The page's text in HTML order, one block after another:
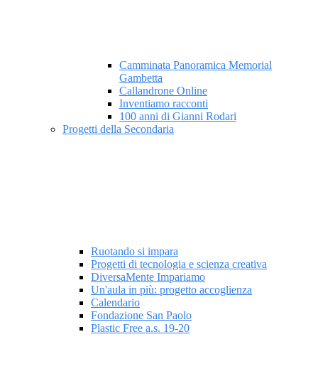
Camminata Panoramica Memorial
Gambetta
Callandrone Online
Inventiamo racconti
100 anni di Gianni Rodari
Progetti della Secondaria
Ruotando si impara
Progetti di tecnologia e scienza creativa
DiversaMente Impariamo
Un'aula in più: progetto accoglienza
Calendario
Fondazione San Paolo
Plastic Free a.s. 19-20